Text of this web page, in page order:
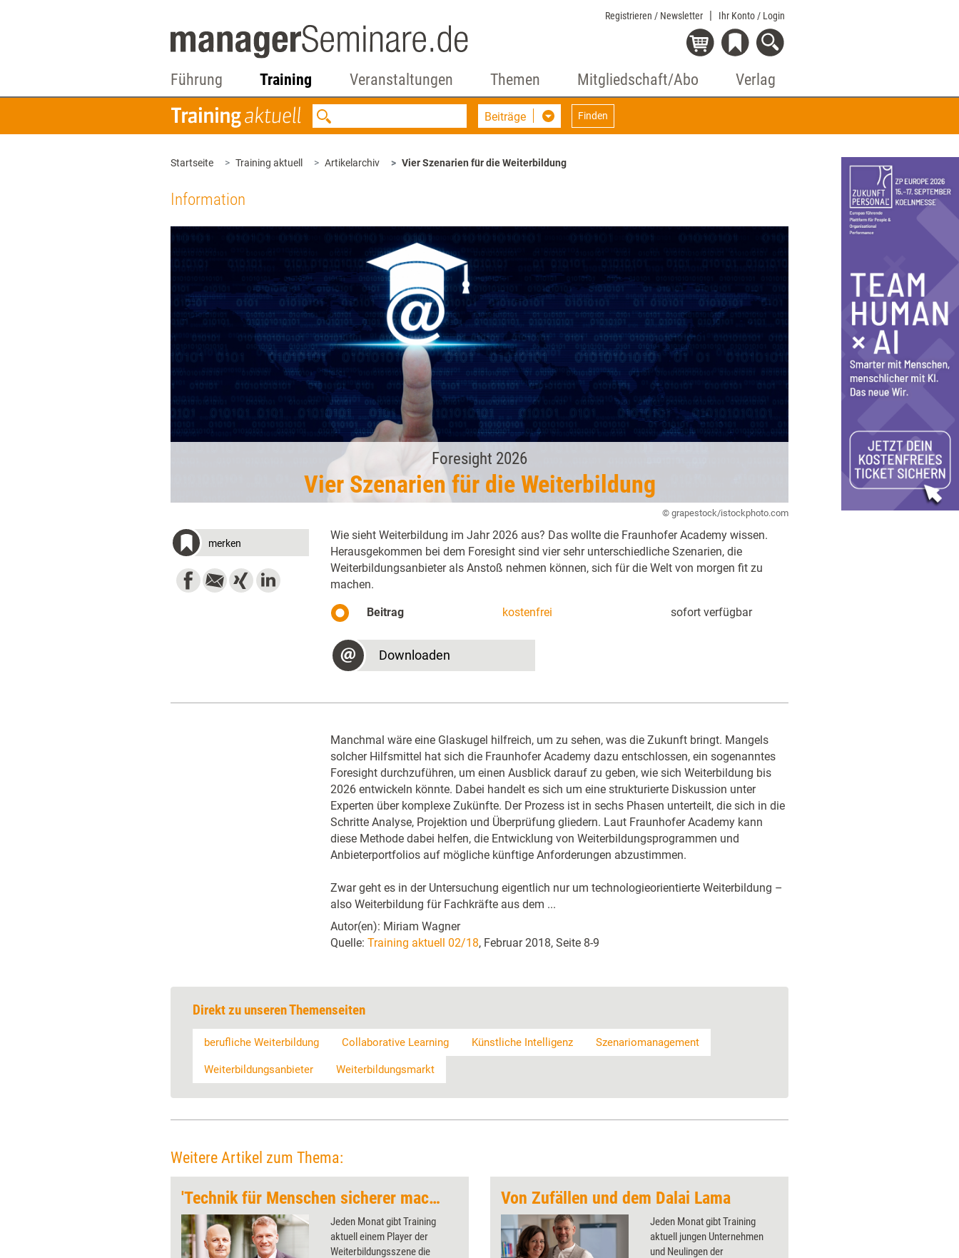
Registrieren / Newsletter Ihr Konto / Login
Führung Training Veranstaltungen Themen Mitgliedschaft/Abo Verlag
Beiträge Finden
Startseite Training aktuell Artikelarchiv Vier Szenarien für die Weiterbildung
Information
Foresight 2026
Vier Szenarien für die Weiterbildung
© grapestock/istockphoto.com
merken
Wie sieht Weiterbildung im Jahr 2026 aus? Das wollte die Fraunhofer Academy wissen.
Herausgekommen bei dem Foresight sind vier sehr unterschiedliche Szenarien, die
Weiterbildungsanbieter als Anstoß nehmen können, sich für die Welt von morgen fit zu
machen.
Beitrag kostenfrei sofort verfügbar
Downloaden
Manchmal wäre eine Glaskugel hilfreich, um zu sehen, was die Zukunft bringt. Mangels
solcher Hilfsmittel hat sich die Fraunhofer Academy dazu entschlossen, ein sogenanntes
Foresight durchzuführen, um einen Ausblick darauf zu geben, wie sich Weiterbildung bis
2026 entwickeln könnte. Dabei handelt es sich um eine strukturierte Diskussion unter
Experten über komplexe Zukünfte. Der Prozess ist in sechs Phasen unterteilt, die sich in die
Schritte Analyse, Projektion und Überprüfung gliedern. Laut Fraunhofer Academy kann
diese Methode dabei helfen, die Entwicklung von Weiterbildungsprogrammen und
Anbieterportfolios auf mögliche künftige Anforderungen abzustimmen.
Zwar geht es in der Untersuchung eigentlich nur um technologieorientierte Weiterbildung –
also Weiterbildung für Fachkräfte aus dem ...
Autor(en): Miriam Wagner
Quelle: Training aktuell 02/18, Februar 2018, Seite 8-9
Direkt zu unseren Themenseiten
berufliche Weiterbildung Collaborative Learning Künstliche Intelligenz Szenariomanagement
Weiterbildungsanbieter Weiterbildungsmarkt
Weitere Artikel zum Thema:
'Technik für Menschen sicherer machen'
Jeden Monat gibt Training
aktuell einem Player der
Weiterbildungsszene die
Von Zufällen und dem Dalai Lama
Jeden Monat gibt Training
aktuell jungen Unternehmen
und Neulingen der